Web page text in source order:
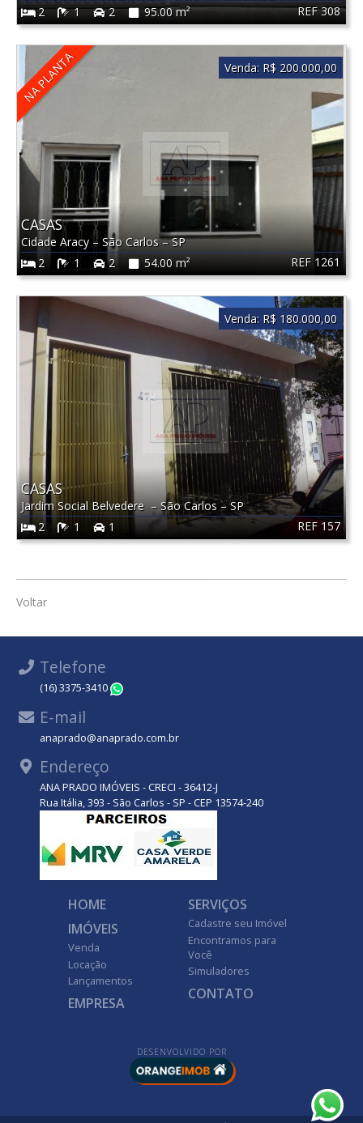
REF 308
2
1 2 95.00 m²
NA PLANTA
REF 1261
CASAS
Cidade Aracy – São Carlos–SP
2
1 2 54.00 m²
Venda: R$ 200.000,00
REF 157
CASAS
Jardim Social Belvedere–São Carlos –SP
2
1 1
Venda: R$ 180.000,00
Voltar
Telefone
(16) 3375-3410
E-mail
anaprado@anaprado.com.br
Endereço
ANA PRADO IMÓVEIS - CRECI - 36412-J
Rua Itália, 393 - São Carlos - SP - CEP 13574-240
HOME
IMÓVEIS
Venda
Locação
Lançamentos
EMPRESA
SERVIÇOS
Cadastre seu Imóvel
Encontramos para
Você
Simuladores
CONTATO
DESENVOLVIDO POR